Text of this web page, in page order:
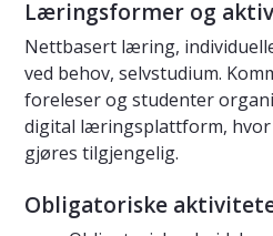
Læringsformer og
Nettbasert læring,
ved behov, selvstudium.
foreleser og studenter
digital læringsplattform,
gjøres tilgjengelig.
Obligatoriske